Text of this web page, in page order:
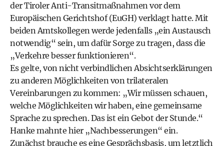
der Tiroler Anti-Transitmaßnahmen vor dem
Europäischen Gerichtshof (EuGH) verklagt hatte. Mit
beiden Amtskollegen werde jedenfalls „ein Austausch
notwendig“ sein, um dafür Sorge zu tragen, dass die
„Verkehre besser funktionieren“.
Es gelte, von nicht verbindlichen Absichtserklärungen
zu anderen Möglichkeiten von trilateralen
Vereinbarungen zu kommen: „Wir müssen schauen,
welche Möglichkeiten wir haben, eine gemeinsame
Sprache zu sprechen. Das ist ein Gebot der Stunde.“
Hanke mahnte hier „Nachbesserungen“ ein.
Zunächst brauche es eine Gesprächsbasis, um letztlich